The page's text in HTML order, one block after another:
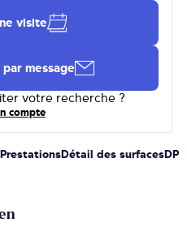
visite
message
votre recherche ?
compte
Prestations Détail des surfaces DPE